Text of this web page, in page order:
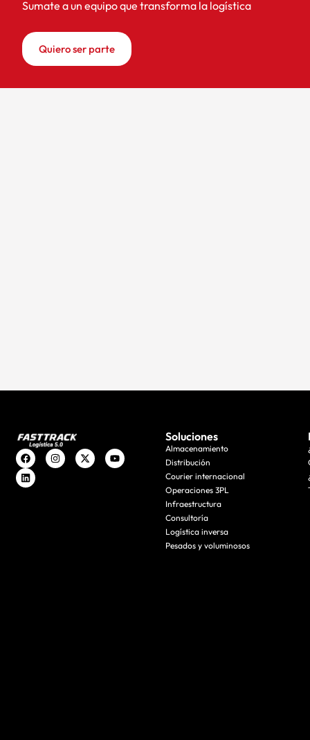
Sumate a un equipo que transforma la logística
Quiero ser parte
Soluciones
Almacenamiento
Distribución
Courier internacional
Operaciones 3PL
Infraestructura
Consultoría
Logística inversa
Pesados y voluminosos